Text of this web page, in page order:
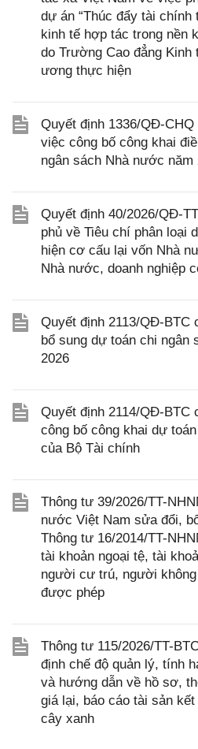
dự án “Thúc đẩy tài chính
kinh tế hợp tác trong nền
do Trường Cao đẳng Kinh
ương thực hiện
Quyết định 1336/QĐ-
việc công bố công khai
ngân sách Nhà nước năm
Quyết định 40/2026/QĐ-
phủ về Tiêu chí phân loại
hiện cơ cấu lại vốn Nhà
Nhà nước, doanh nghiệp
Quyết định 2113/QĐ-BTC
bổ sung dự toán chi ngân
2026
Quyết định 2114/QĐ-BTC
công bố công khai dự
của Bộ Tài chính
Thông tư 39/2026/TT-
nước Việt Nam sửa đổi,
Thông tư 16/2014/TT-
tài khoản ngoại tệ, tài
người cư trú, người
được phép
Thông tư 115/2026/TT-
định chế độ quản lý, tính
và hướng dẫn về hồ sơ,
giá lại, báo cáo tài sản
cây xanh